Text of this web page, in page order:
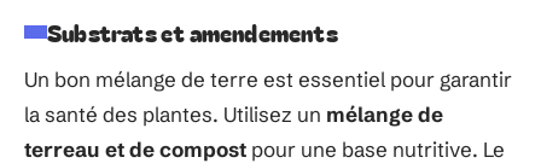
Substrats et amendements
Un bon mélange de terre est essentiel pour garantir
la santé des plantes. Utilisez un mélange de
terreau et de compost pour une base nutritive. Le